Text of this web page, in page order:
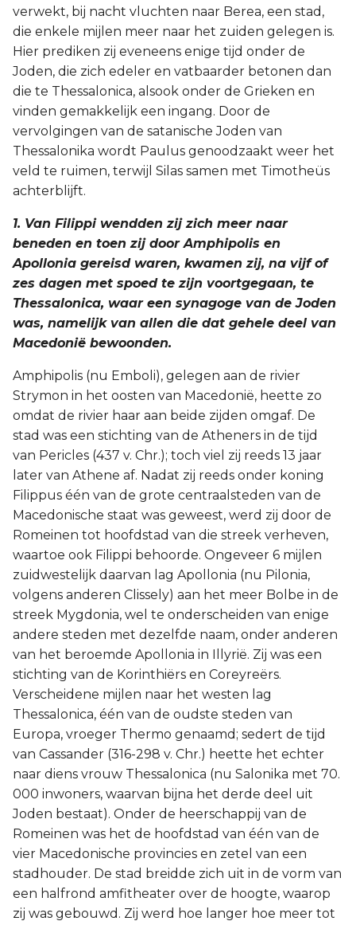
verwekt, bij nacht vluchten naar Berea, een stad,
die enkele mijlen meer naar het zuiden gelegen is.
Hier prediken zij eveneens enige tijd onder de
Joden, die zich edeler en vatbaarder betonen dan
die te Thessalonica, alsook onder de Grieken en
vinden gemakkelijk een ingang. Door de
vervolgingen van de satanische Joden van
Thessalonika wordt Paulus genoodzaakt weer het
veld te ruimen, terwijl Silas samen met Timotheüs
achterblijft.
1. Van Filippi wendden zij zich meer naar
beneden en toen zij door Amphipolis en
Apollonia gereisd waren, kwamen zij, na vijf of
zes dagen met spoed te zijn voortgegaan, te
Thessalonica, waar een synagoge van de Joden
was, namelijk van allen die dat gehele deel van
Macedonië bewoonden.
Amphipolis (nu Emboli), gelegen aan de rivier
Strymon in het oosten van Macedonië, heette zo
omdat de rivier haar aan beide zijden omgaf. De
stad was een stichting van de Atheners in de tijd
van Pericles (437 v. Chr.); toch viel zij reeds 13 jaar
later van Athene af. Nadat zij reeds onder koning
Filippus één van de grote centraalsteden van de
Macedonische staat was geweest, werd zij door de
Romeinen tot hoofdstad van die streek verheven,
waartoe ook Filippi behoorde. Ongeveer 6 mijlen
zuidwestelijk daarvan lag Apollonia (nu Pilonia,
volgens anderen Clissely) aan het meer Bolbe in de
streek Mygdonia, wel te onderscheiden van enige
andere steden met dezelfde naam, onder anderen
van het beroemde Apollonia in Illyrië. Zij was een
stichting van de Korinthiërs en Coreyreërs.
Verscheidene mijlen naar het westen lag
Thessalonica, één van de oudste steden van
Europa, vroeger Thermo genaamd; sedert de tijd
van Cassander (316-298 v. Chr.) heette het echter
naar diens vrouw Thessalonica (nu Salonika met 70.
000 inwoners, waarvan bijna het derde deel uit
Joden bestaat). Onder de heerschappij van de
Romeinen was het de hoofdstad van één van de
vier Macedonische provincies en zetel van een
stadhouder. De stad breidde zich uit in de vorm van
een halfrond amfitheater over de hoogte, waarop
zij was gebouwd. Zij werd hoe langer hoe meer tot